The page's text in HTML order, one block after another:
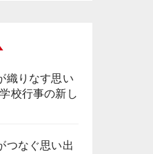
織りなす思い
校行事の新し
つなぐ思い出